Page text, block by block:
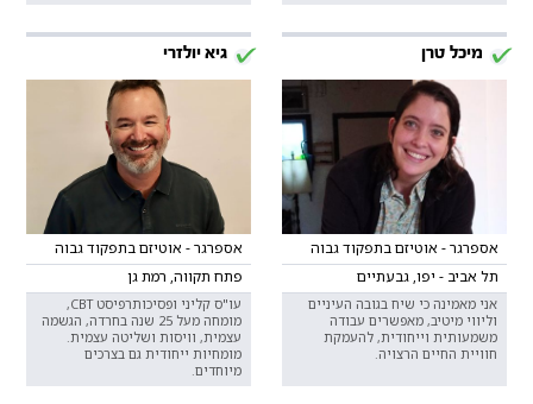
מיכל טרן
אספרגר - אוטיזם בתפקוד גבוה
תל אביב - יפו, גבעתיים
אני מאמינה כי שיח בגובה העיניים
וליווי מיטיב, מאפשרים עבודה
משמעותית וייחודית, להעמקת
חוויית החיים הרצויה.
גיא יולזרי
אספרגר - אוטיזם בתפקוד גבוה
פתח תקווה, רמת גן
עו"ס קליני ופסיכותרפיסט CBT,
מומחה מעל 25 שנה בחרדה, הגשמה
עצמית, וויסות ושליטה עצמית.
מומחיות ייחודית גם בצרכים
מיוחדים.